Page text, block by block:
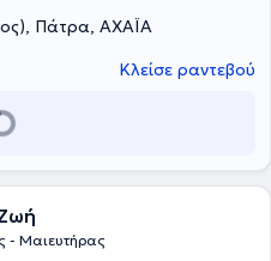
Πάτρα, ΑΧΑΪΑ
Κλείσε ραντεβού
- Μαιευτήρας